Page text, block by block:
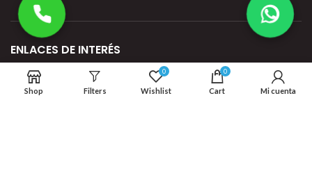
ENLACES DE INTERÉS
Shop Filters
0
Wishlist
0
Cart Mi cuenta